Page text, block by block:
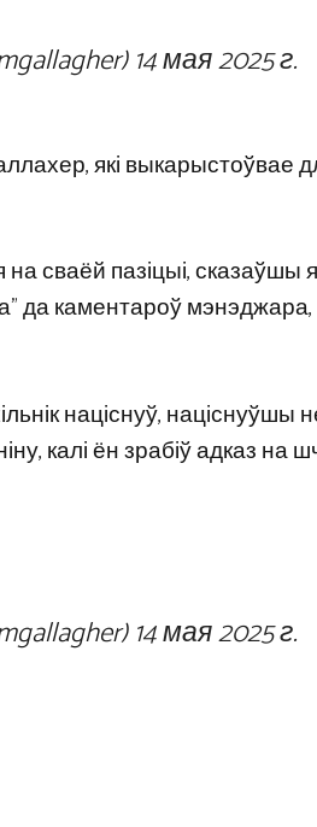
14 мая 2025 г.
які
сваёй пазіцыі, сказаўшы
да каментароў
націснуў,
калі ён зрабіў адказ на
14 мая 2025 г.